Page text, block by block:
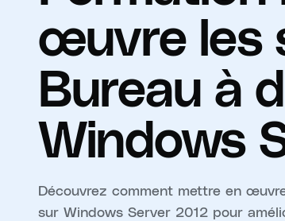
œuvre les
Bureau à
Windows
Découvrez comment mettre en
sur Windows Server 2012 pour